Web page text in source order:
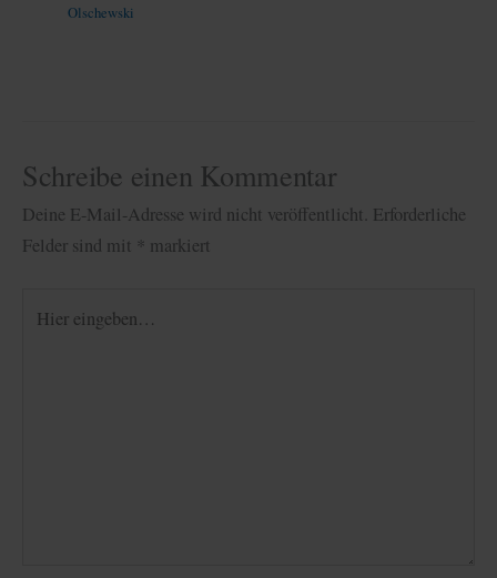
Olschewski
Schreibe einen Kommentar
Deine E-Mail-Adresse wird nicht veröffentlicht. Erforderliche
Felder sind mit * markiert
eingeben…